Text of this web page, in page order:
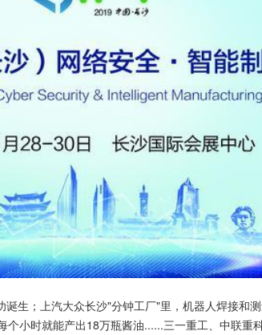
生；上汽大众长沙"分钟工厂"里，机器人焊接和
小时就能产出18万瓶酱油......三一重工、中联重